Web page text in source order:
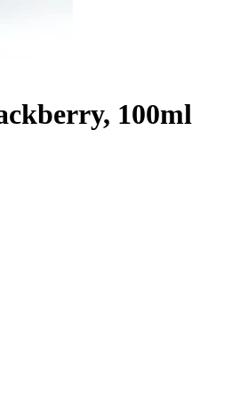
100ml